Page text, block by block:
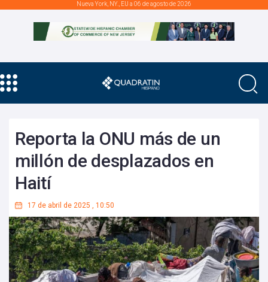
Nueva York, NY., EU a 06 de agosto de 2026
Reporta la ONU más de un
millón de desplazados en
Haití
17 de abril de 2025 , 10:50